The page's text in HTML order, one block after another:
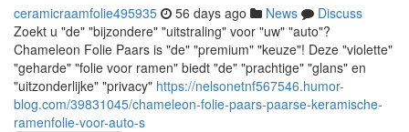
ceramicraamfolie495935 56 days ago News
Discuss
Zoekt u "de" "bijzondere" "uitstraling" voor "uw" "auto"?
Chameleon Folie Paars is "de" "premium" "keuze"! Deze "violette"
"geharde" "folie voor ramen" biedt "de" "prachtige" "glans" en
"uitzonderlijke" "privacy" https://nelsonetnf567546.humor-
blog.com/39831045/chameleon-folie-paars-paarse-keramische-
ramenfolie-voor-auto-s